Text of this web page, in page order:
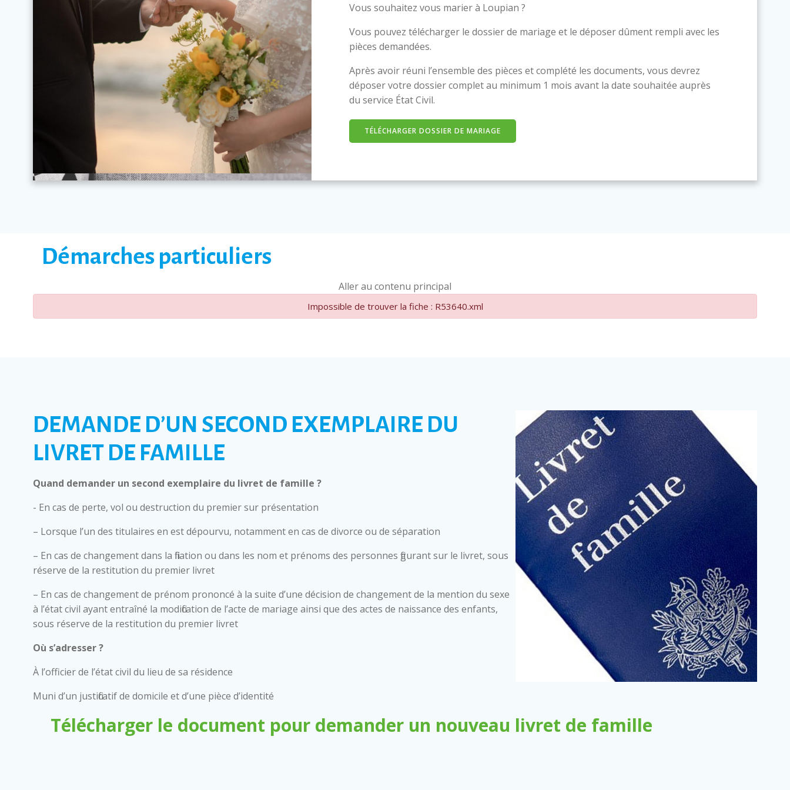
Vous souhaitez vous marier à Loupian ?
Vous pouvez télécharger le dossier de mariage et le déposer dûment rempli avec les
pièces demandées.
Après avoir réuni l’ensemble des pièces et complété les documents, vous devrez
déposer votre dossier complet au minimum 1 mois avant la date souhaitée auprès
du service État Civil.
TÉLÉCHARGER DOSSIER DE MARIAGE
Démarches particuliers
Aller au contenu principal
Impossible de trouver la fiche : R53640.xml
DEMANDE D’UN SECOND EXEMPLAIRE DU
LIVRET DE FAMILLE
Quand demander un second exemplaire du livret de famille ?
- En cas de perte, vol ou destruction du premier sur présentation
– Lorsque l’un des titulaires en est dépourvu, notamment en cas de divorce ou de séparation
– En cas de changement dans la filiation ou dans les nom et prénoms des personnes figurant sur le livret, sous
réserve de la restitution du premier livret
– En cas de changement de prénom prononcé à la suite d’une décision de changement de la mention du sexe
à l’état civil ayant entraîné la modification de l’acte de mariage ainsi que des actes de naissance des enfants,
sous réserve de la restitution du premier livret
Où s’adresser ?
À l’officier de l’état civil du lieu de sa résidence
Muni d’un justificatif de domicile et d’une pièce d’identité
Télécharger le document pour demander un nouveau livret de famille